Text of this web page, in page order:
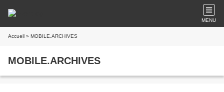
MENU
Accueil » MOBILE.ARCHIVES
MOBILE.ARCHIVES